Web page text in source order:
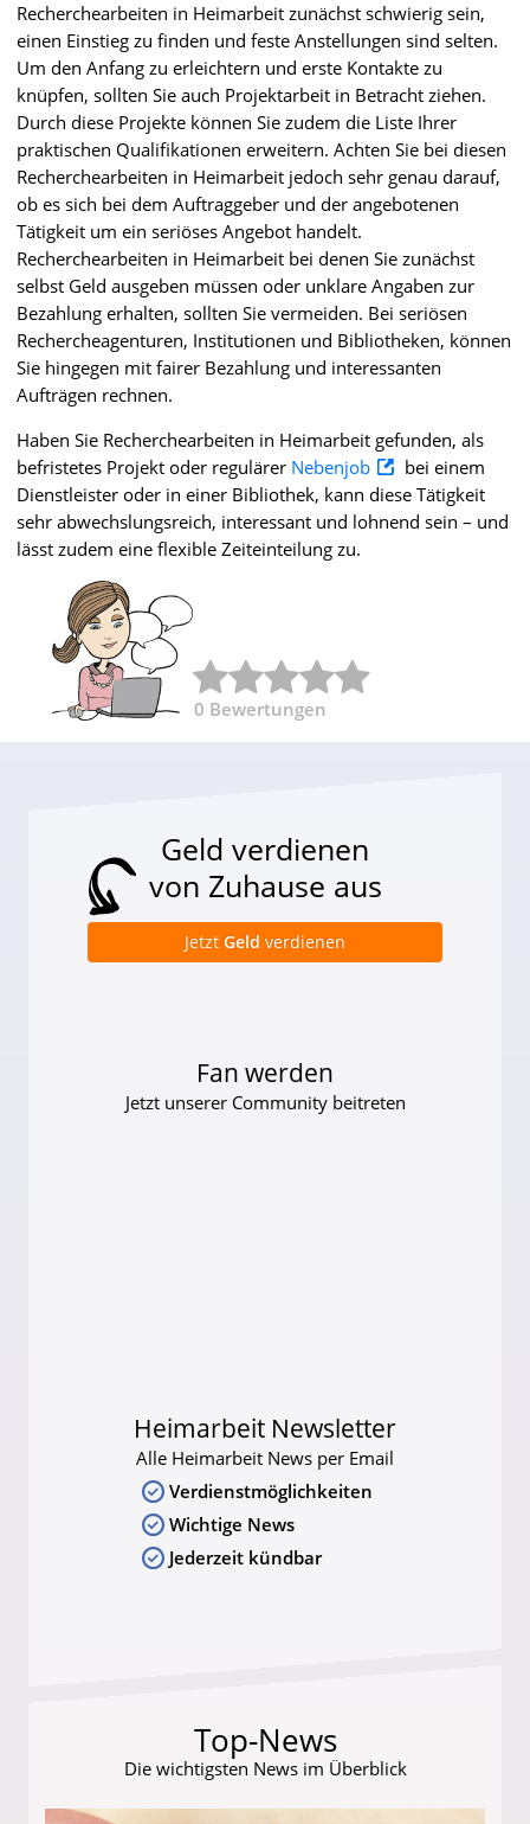
Recherchearbeiten in Heimarbeit zunächst schwierig sein,
einen Einstieg zu finden und feste Anstellungen sind selten.
Um den Anfang zu erleichtern und erste Kontakte zu
knüpfen, sollten Sie auch Projektarbeit in Betracht ziehen.
Durch diese Projekte können Sie zudem die Liste Ihrer
praktischen Qualifikationen erweitern. Achten Sie bei diesen
Recherchearbeiten in Heimarbeit jedoch sehr genau darauf,
ob es sich bei dem Auftraggeber und der angebotenen
Tätigkeit um ein seriöses Angebot handelt.
Recherchearbeiten in Heimarbeit bei denen Sie zunächst
selbst Geld ausgeben müssen oder unklare Angaben zur
Bezahlung erhalten, sollten Sie vermeiden. Bei seriösen
Rechercheagenturen, Institutionen und Bibliotheken, können
Sie hingegen mit fairer Bezahlung und interessanten
Aufträgen rechnen.
Haben Sie Recherchearbeiten in Heimarbeit gefunden, als
befristetes Projekt oder regulärer Nebenjob
bei einem
Dienstleister oder in einer Bibliothek, kann diese Tätigkeit
sehr abwechslungsreich, interessant und lohnend sein – und
lässt zudem eine flexible Zeiteinteilung zu.
0 Bewertungen
Geld verdienen
von Zuhause aus
Jetzt Geld verdienen
Fan werden
Jetzt unserer Community beitreten
Heimarbeit Newsletter
Alle Heimarbeit News per Email
Verdienstmöglichkeiten
Wichtige News
Jederzeit kündbar
Top-News
Die wichtigsten News im Überblick